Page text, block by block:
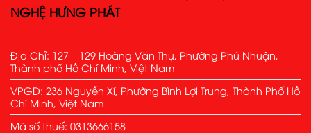
NGHỆ HƯNG PHÁT
Địa Chỉ: 127 – 129 Hoàng Văn Thụ, Phường Phú Nhuận,
Thành phố Hồ Chí Minh, Việt Nam
VPGD: 236 Nguyễn Xí, Phường Bình Lợi Trung, Thành Phố Hồ
Chí Minh, Việt Nam
Mã số thuế: 0313666158